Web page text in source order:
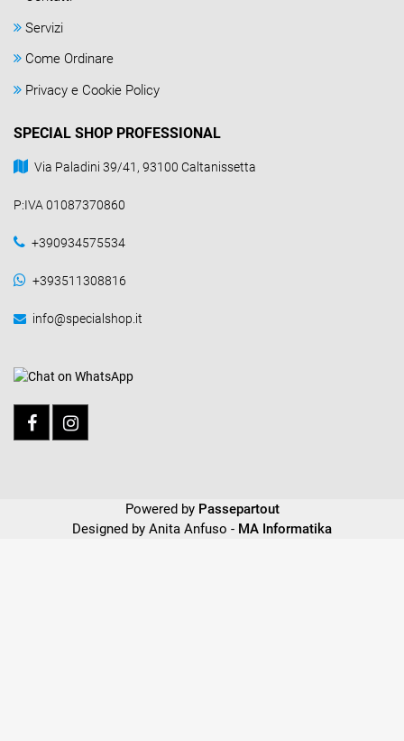
Servizi
Come Ordinare
Privacy e Cookie Policy
SPECIAL SHOP PROFESSIONAL
Via Paladini 39/41, 93100 Caltanissetta
P:IVA 01087370860
+390934575534
+393511308816
info@specialshop.it
Powered by Passepartout
Designed by Anita Anfuso - MA Informatika